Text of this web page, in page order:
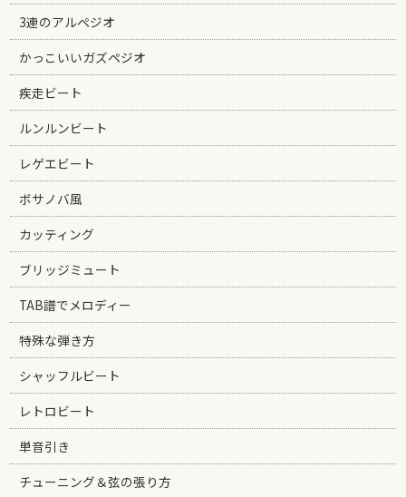
3連のアルペジオ
かっこいいガズペジオ
疾走ビート
ルンルンビート
レゲエビート
ボサノバ風
カッティング
ブリッジミュート
TAB譜でメロディー
特殊な弾き方
シャッフルビート
レトロビート
単音引き
チューニング＆弦の張り方